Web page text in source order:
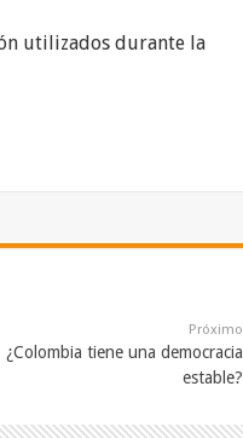
utilizados durante la
Próximo
¿Colombia tiene una democracia
estable?